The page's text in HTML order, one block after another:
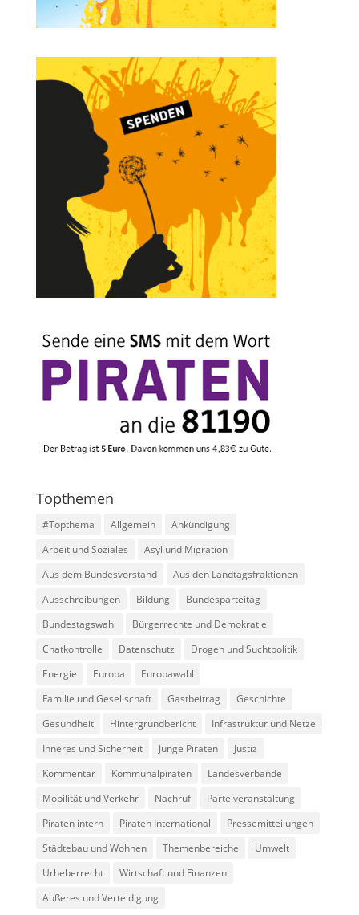
Topthemen
#Topthema Allgemein
Ankündigung
Arbeit und Soziales
Asyl und Migration
Aus dem Bundesvorstand
Aus den Landtagsfraktionen
Ausschreibungen
Bildung
Bundesparteitag
Bundestagswahl
Bürgerrechte und Demokratie
Chatkontrolle
Datenschutz
Drogen und Suchtpolitik
Energie
Europa
Europawahl
Familie und Gesellschaft
Gastbeitrag
Geschichte
Gesundheit
Hintergrundbericht
Infrastruktur und Netze
Inneres und Sicherheit
Junge Piraten
Justiz
Kommentar
Kommunalpiraten
Landesverbände
Mobilität und Verkehr
Nachruf
Parteiveranstaltung
Piraten intern
Piraten International
Pressemitteilungen
Städtebau und Wohnen
Themenbereiche
Umwelt
Urheberrecht
Wirtschaft und Finanzen
Äußeres und Verteidigung